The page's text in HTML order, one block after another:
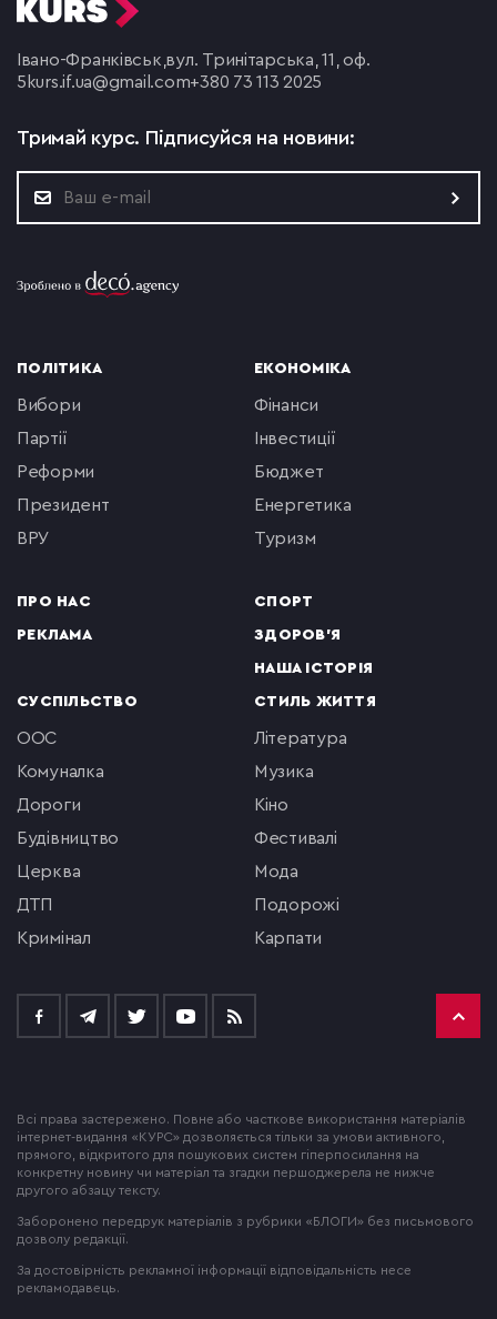
Івано-Франківськ,вул. Тринітарська, 11, оф.
5 kurs.if.ua@gmail.com+380 73 113 2025
Тримай курс. Підписуйся на новини:
ПОЛІТИКА
вибори
партії
реформи
президент
ВРУ
ПРО НАС
РЕКЛАМА
ЕКОНОМІКА
фінанси
інвестиції
бюджет
енергетика
туризм
СПОРТ
ЗДОРОВ'Я
НАША ІСТОРІЯ
СУСПІЛЬСТВО
ООС
комуналка
Дороги
будівництво
церква
ДТП
кримінал
СТИЛЬ ЖИТТЯ
література
музика
кіно
фестивалі
мода
подорожі
Карпати
Всі права застережено. Повне або часткове використання матеріалів
інтернет-видання «КУРС» дозволяється тільки за умови активного,
прямого, відкритого для пошукових систем гіперпосилання на
конкретну новину чи матеріал та згадки першоджерела не нижче
другого абзацу тексту.
Заборонено передрук матеріалів з рубрики «БЛОГИ» без письмового
дозволу редакції.
За достовірність рекламної інформації відповідальність несе
рекламодавець.